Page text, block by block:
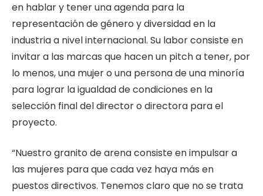
en hablar y tener una agenda para la
representación de género y diversidad en la
industria a nivel internacional. Su labor consiste en
invitar a las marcas que hacen un pitch a tener, por
lo menos, una mujer o una persona de una minoría
para lograr la igualdad de condiciones en la
selección final del director o directora para el
proyecto.
“Nuestro granito de arena consiste en impulsar a
las mujeres para que cada vez haya más en
puestos directivos. Tenemos claro que no se trata